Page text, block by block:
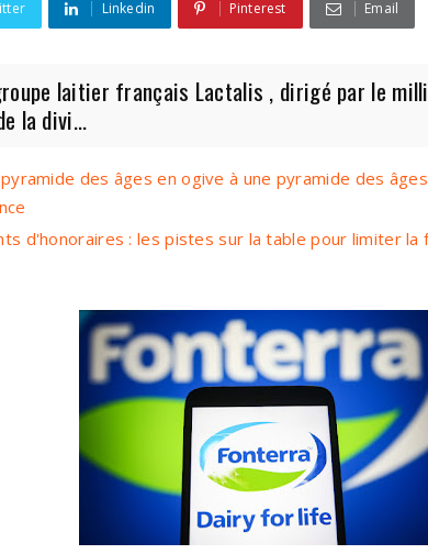
Linkedin Pinterest Email
laitier français Lactalis , dirigé par le
la divi...
des âges en ogive à une pyramide des
d'honoraires : les pistes sur la table pour limiter la